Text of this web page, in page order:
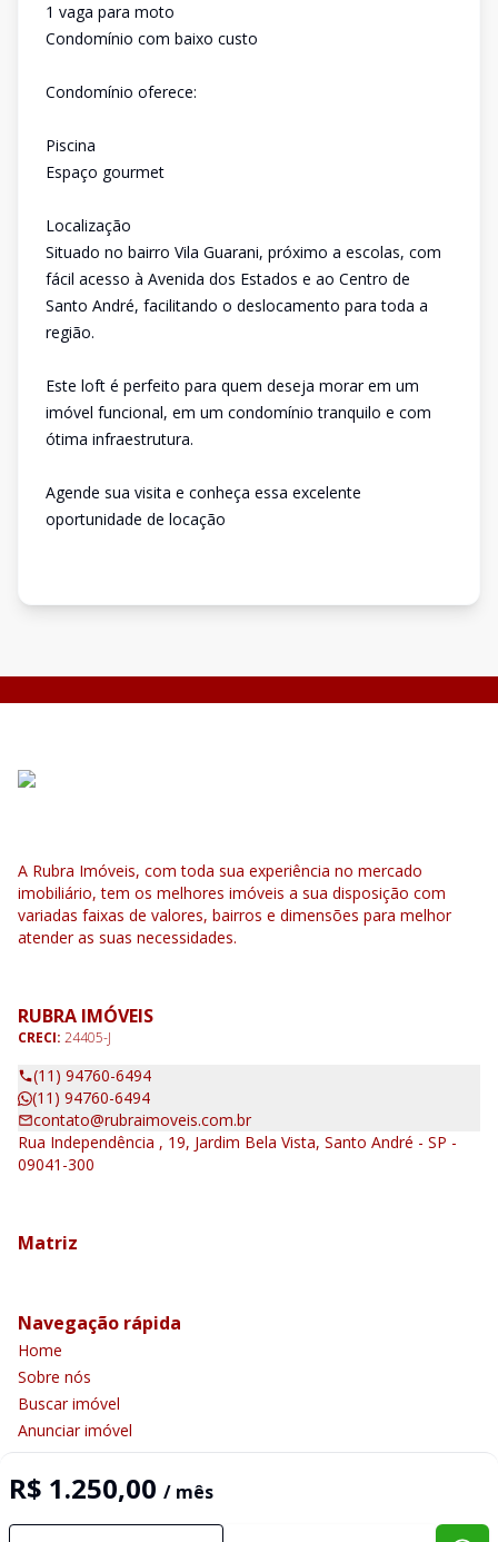
1 vaga para moto
Condomínio com baixo custo
Condomínio oferece:
Piscina
Espaço gourmet
Localização
Situado no bairro Vila Guarani, próximo a escolas, com
fácil acesso à Avenida dos Estados e ao Centro de
Santo André, facilitando o deslocamento para toda a
região.
Este loft é perfeito para quem deseja morar em um
imóvel funcional, em um condomínio tranquilo e com
ótima infraestrutura.
Agende sua visita e conheça essa excelente
oportunidade de locação
R$ 1.250,00 / mês
A Rubra Imóveis, com toda sua experiência no mercado
imobiliário, tem os melhores imóveis a sua disposição com
variadas faixas de valores, bairros e dimensões para melhor
atender as suas necessidades.
RUBRA IMÓVEIS
CRECI: 24405-J
(11) 94760-6494
(11) 94760-6494
contato@rubraimoveis.com.br
Rua Independência , 19, Jardim Bela Vista, Santo André - SP -
09041-300
Matriz
Navegação rápida
Home
Sobre nós
Buscar imóvel
Anunciar imóvel
Contato